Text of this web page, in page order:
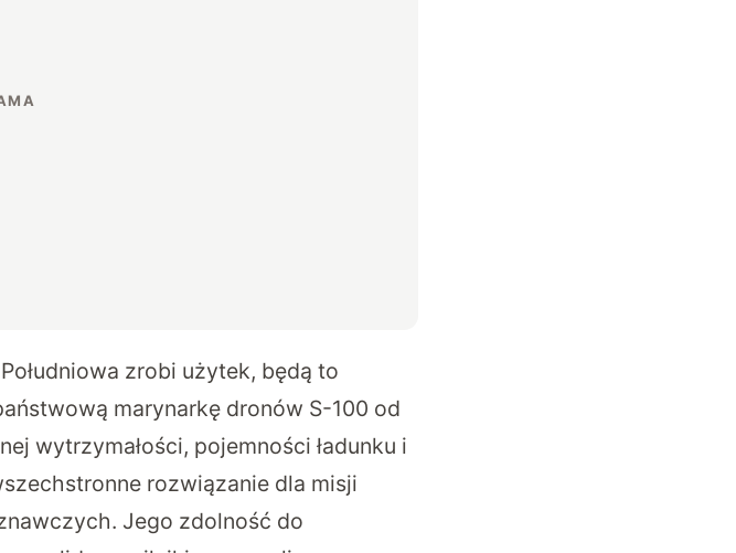
zrobi użytek, będą to
marynarkę dronów S-100 od
wytrzymałości, pojemności ładunku i
rozwiązanie dla misji
Jego zdolność do